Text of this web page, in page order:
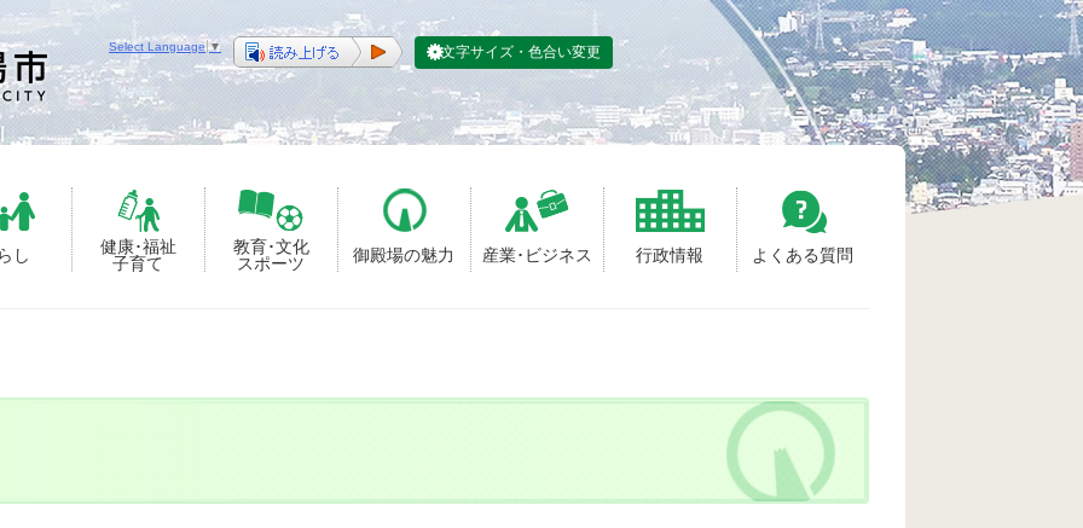
し
健康･福祉
子育て
教育･文化
スポーツ
御殿場の魅力 産業･ビジネス 行政情報 よくある質問
Select Language ▼ 文字サイズ・色合い変更